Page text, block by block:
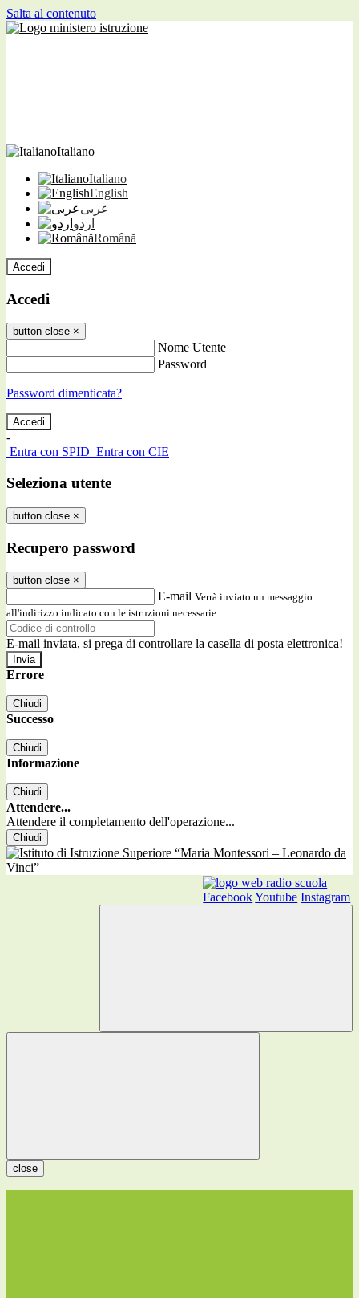
Salta al contenuto
Italiano
Italiano
English
عربى
اردو
Română
Accedi
Accedi
button close ×
Nome Utente
Password
Password dimenticata?
-
Entra con SPID Entra con CIE
Seleziona utente
button close ×
Recupero password
button close ×
E-mail Verrà inviato un messaggio
all'indirizzo indicato con le istruzioni necessarie.
E-mail inviata, si prega di controllare la casella di posta elettronica!
Errore
Chiudi
Successo
Chiudi
Informazione
Chiudi
Attendere...
Attendere il completamento dell'operazione...
Chiudi
FacebookYoutube Instagram
close